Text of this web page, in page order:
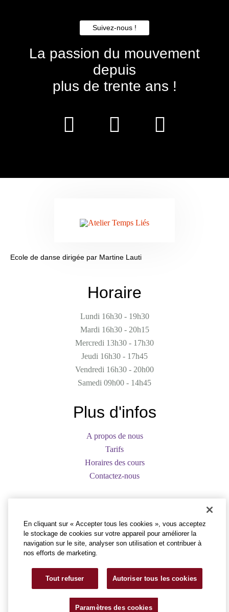
Suivez-nous !
La passion du mouvement
depuis
plus de trente ans !
Ecole de danse dirigée par Martine Lauti
Horaire
Lundi 16h30 - 19h30
Mardi 16h30 - 20h15
Mercredi 13h30 - 17h30
Jeudi 16h30 - 17h45
Vendredi 16h30 - 20h00
Samedi 09h00 - 14h45
Plus d'infos
A propos de nous
Tarifs
Horaires des cours
Contactez-nous
Chaussée Romaine 431
1020 Bruxelles
info@atelier-temps-lies.be
+32 2 216 08 49
Created by Wikafi SPRL
En cliquant sur « Accepter tous les cookies », vous acceptez
le stockage de cookies sur votre appareil pour améliorer la
navigation sur le site, analyser son utilisation et contribuer à
nos efforts de marketing.
Tout refuser Autoriser tous les cookies
Paramètres des cookies